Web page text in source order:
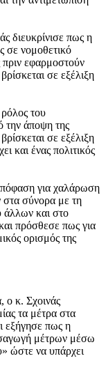
διευκρίνισε πως η
σε νομοθετικό
πριν εφαρμοστούν
σε εξέλιξη
του
την άποψη της
σε εξέλιξη
και ένας πολιτικός
για χαλάρωση
σύνορα με τη
άλλων και στο
πρόσθεσε πως για
ορισμός της
ο κ. Σχοινάς
τα μέτρα στα
εξήγησε πως η
μέτρων μέσω
ώστε να υπάρχει